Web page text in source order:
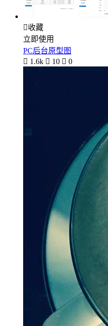
收藏
立即使用
PC后台原型图
 1.6k  10  0